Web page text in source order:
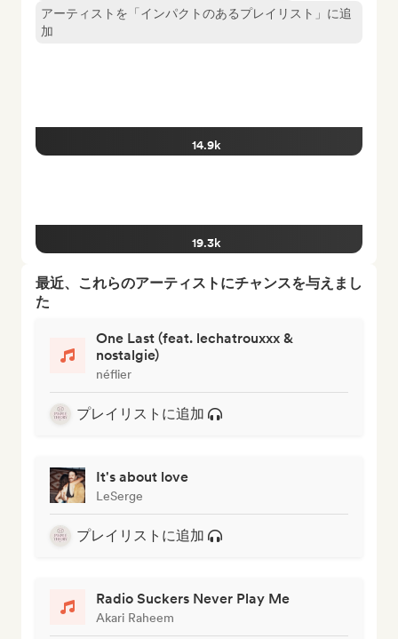
アーティストを「インパクトのあるプレイリスト」に追
加
14.9k
19.3k
最近、これらのアーティストにチャンスを与えまし
た
One Last (feat. lechatrouxxx &
nostalgie)
néflier
プレイリストに追加
It's about love
LeSerge
プレイリストに追加
Radio Suckers Never Play Me
Akari Raheem